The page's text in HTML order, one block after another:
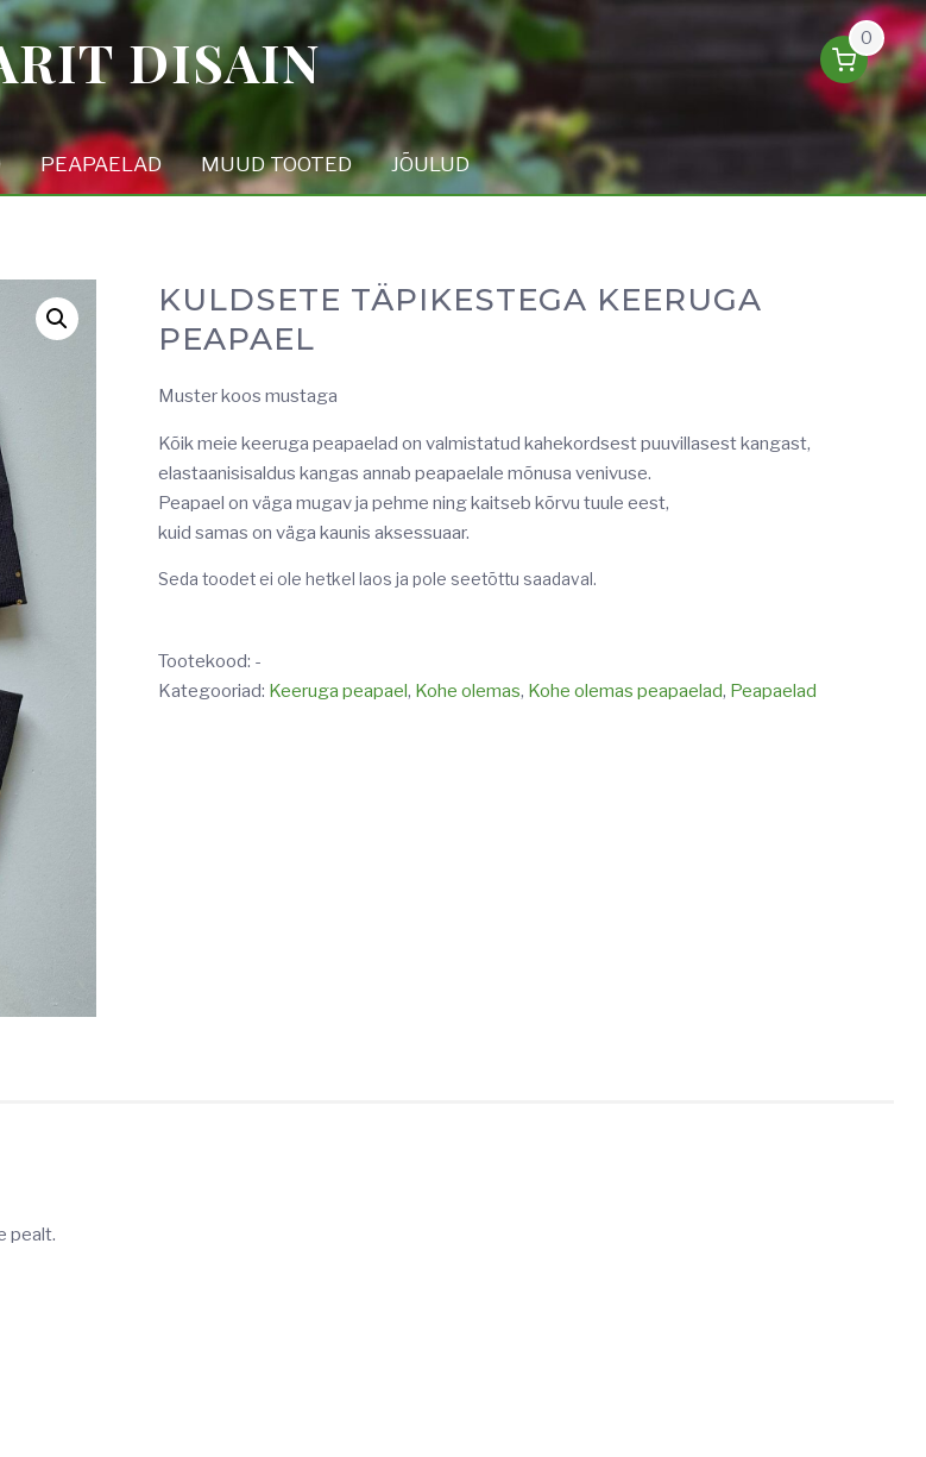
0
DISAIN
PEAPAELAD MUUD TOOTED JÕULUD
KULDSETE TÄPIKESTEGA KEERUGA
PEAPAEL
Muster koos mustaga
Kõik meie keeruga peapaelad on valmistatud kahekordsest puuvillasest kangast,
elastaanisisaldus kangas annab peapaelale mõnusa venivuse.
Peapael on väga mugav ja pehme ning kaitseb kõrvu tuule eest,
kuid samas on väga kaunis aksessuaar.
Seda toodet ei ole hetkel laos ja pole seetõttu saadaval.
Tootekood: -
Kategooriad: Keeruga peapael, Kohe olemas, Kohe olemas peapaelad, Peapaelad
pealt.